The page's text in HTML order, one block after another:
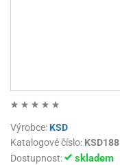
Výrobce:KSD
Katalogové číslo: KSD188
Dostupnost:
skladem